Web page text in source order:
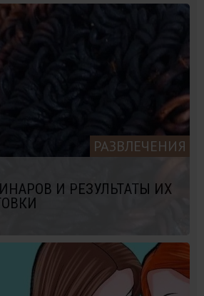
РАЗВЛЕЧЕНИЯ
И РЕЗУЛЬТАТЫ ИХ